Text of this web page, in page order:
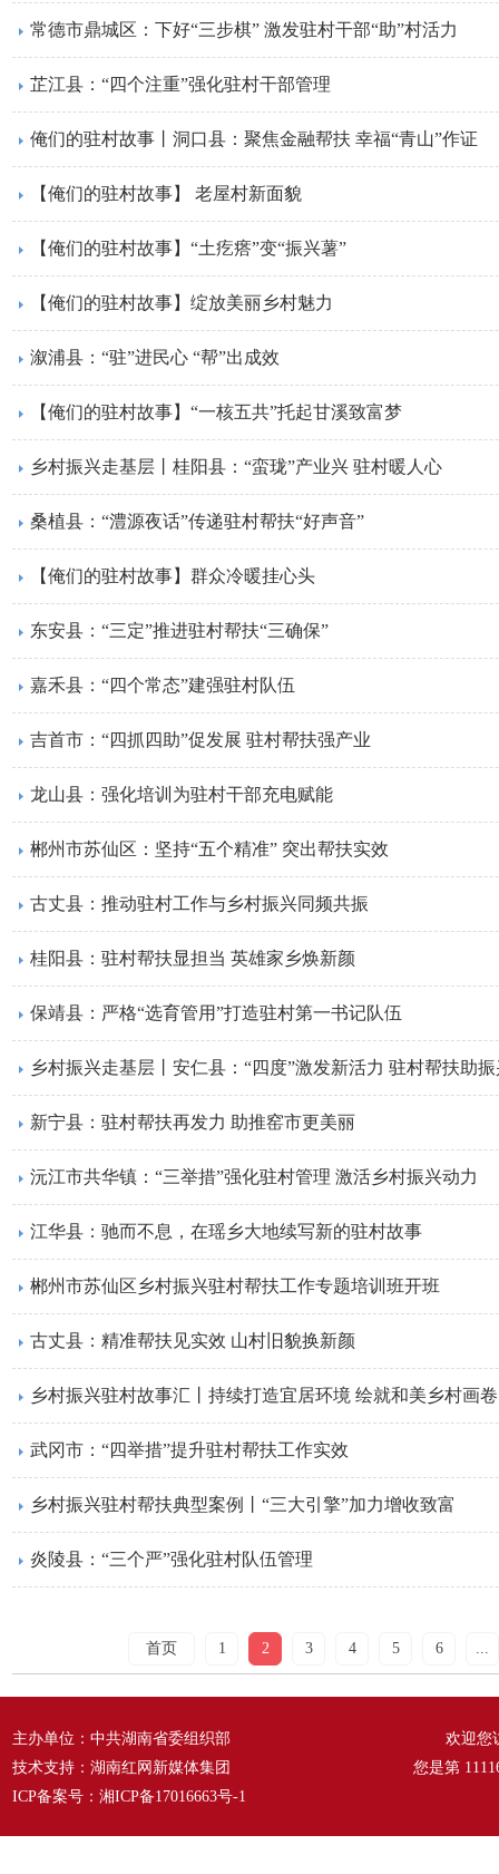
常德市鼎城区：下好“三步棋” 激发驻村干部“助”村活力
芷江县：“四个注重”强化驻村干部管理
俺们的驻村故事丨洞口县：聚焦金融帮扶 幸福“青山”作证
【俺们的驻村故事】 老屋村新面貌
【俺们的驻村故事】“土疙瘩”变“振兴薯”
【俺们的驻村故事】绽放美丽乡村魅力
溆浦县：“驻”进民心 “帮”出成效
【俺们的驻村故事】“一核五共”托起甘溪致富梦
乡村振兴走基层丨桂阳县：“蛮珑”产业兴 驻村暖人心
桑植县：“澧源夜话”传递驻村帮扶“好声音”
【俺们的驻村故事】群众冷暖挂心头
东安县：“三定”推进驻村帮扶“三确保”
嘉禾县：“四个常态”建强驻村队伍
吉首市：“四抓四助”促发展 驻村帮扶强产业
龙山县：强化培训为驻村干部充电赋能
郴州市苏仙区：坚持“五个精准” 突出帮扶实效
古丈县：推动驻村工作与乡村振兴同频共振
桂阳县：驻村帮扶显担当 英雄家乡焕新颜
​保靖县：严格“选育管用”打造驻村第一书记队伍
乡村振兴走基层丨安仁县：“四度”激发新活力 驻村帮扶助
新宁县：驻村帮扶再发力 助推窑市更美丽
沅江市共华镇：“三举措”强化驻村管理 激活乡村振兴动力
江华县：驰而不息，在瑶乡大地续写新的驻村故事
郴州市苏仙区乡村振兴驻村帮扶工作专题培训班开班
古丈县：精准帮扶见实效 山村旧貌换新颜
乡村振兴驻村故事汇丨持续打造宜居环境 绘就和美乡村画卷
武冈市：“四举措”提升驻村帮扶工作实效
乡村振兴驻村帮扶典型案例丨“三大引擎”加力增收致富
炎陵县：“三个严”强化驻村队伍管理
首页 1 2 3 4 5 6 ...
主办单位：中共湖南省委组织部
技术支持：湖南红网新媒体集团
ICP备案号： 湘ICP备17016663号-1
欢迎您
您是第